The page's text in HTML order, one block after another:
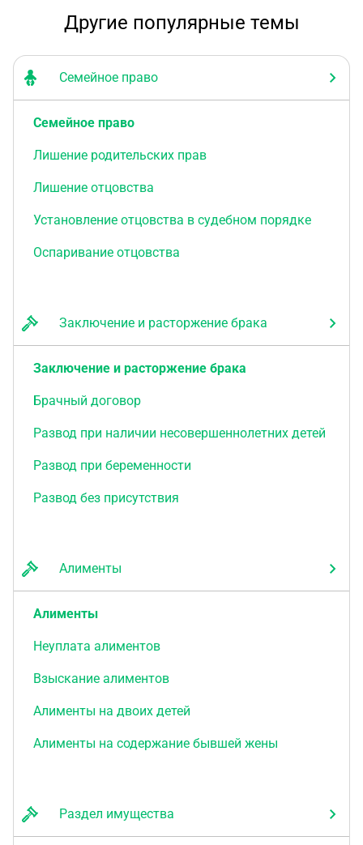
Другие популярные темы
Семейное право
Семейное право
Лишение родительских прав
Лишение отцовства
Установление отцовства в судебном порядке
Оспаривание отцовства
Заключение и расторжение брака
Заключение и расторжение брака
Брачный договор
Развод при наличии несовершеннолетних детей
Развод при беременности
Развод без присутствия
Алименты
Алименты
Неуплата алиментов
Взыскание алиментов
Алименты на двоих детей
Алименты на содержание бывшей жены
Раздел имущества